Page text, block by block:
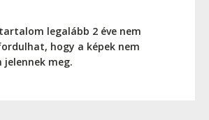
legalább 2 éve nem
hogy a képek nem
jelennek meg.